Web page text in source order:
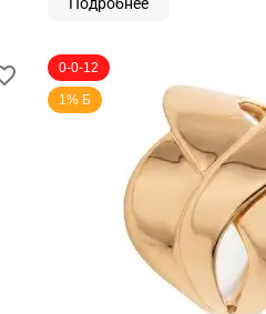
0-0-12
1% Б